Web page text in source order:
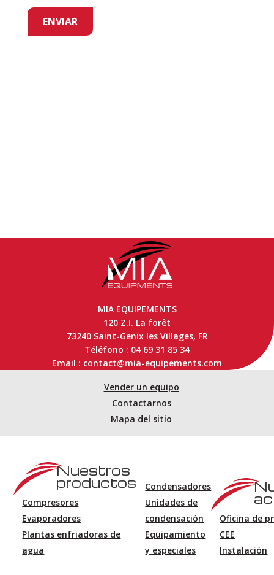
MIA EQUIPEMENTS
120 Z.I. La forêt
73240 Saint-Genix les Villages, FR
Téléfono : 04 69 31 85 34
Email : contact@mia-equipements.com
Vender un equipo
Contactarnos
Mapa del sitio
Nuestros
productos
Compresores
Evaporadores
Plantas enfriadoras de
agua
Condensadores
Unidades de
condensación
Equipamiento
y especiales
Oficina de
CEE
Instalación